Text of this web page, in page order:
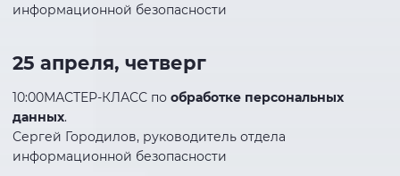
информационной безопасности
25 апреля, четверг
10:00МАСТЕР-КЛАСС по обработке персональных
данных.
Сергей Городилов, руководитель отдела
информационной безопасности